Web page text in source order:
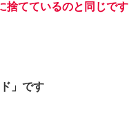
捨てているのと同じです
」です